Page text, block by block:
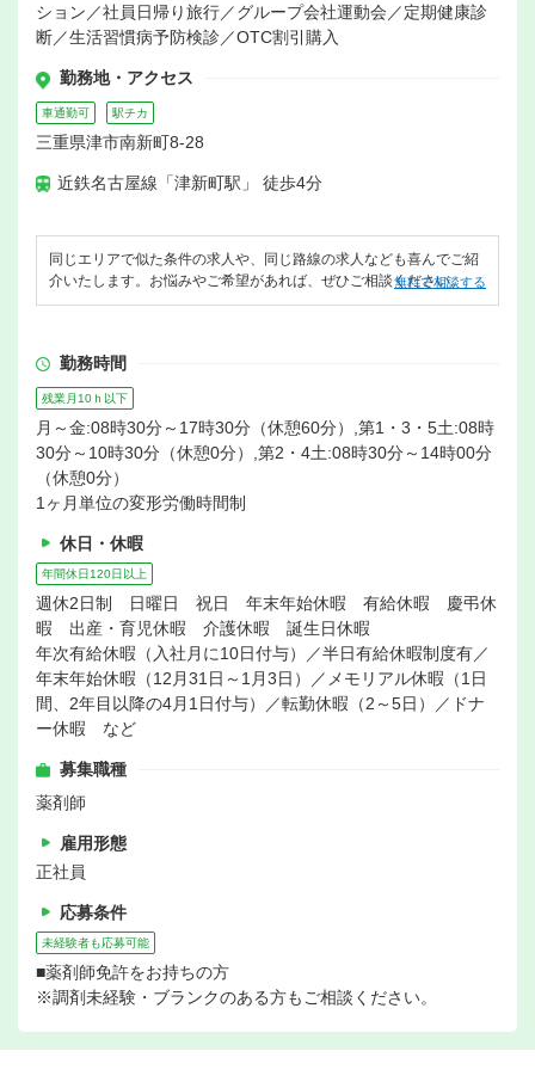
ション／社員日帰り旅行／グループ会社運動会／定期健康診
断／生活習慣病予防検診／OTC割引購入
勤務地・アクセス
車通勤可 駅チカ
三重県津市南新町8-28
近鉄名古屋線「津新町駅」 徒歩4分
同じエリアで似た条件の求人や、同じ路線の求人なども喜んでご紹
介いたします。お悩みやご希望があれば、ぜひご相談ください。
無料で相談する
勤務時間
残業月10ｈ以下
月～金:08時30分～17時30分（休憩60分）,第1・3・5土:08時
30分～10時30分（休憩0分）,第2・4土:08時30分～14時00分
（休憩0分）
1ヶ月単位の変形労働時間制
休日・休暇
年間休日120日以上
週休2日制 日曜日 祝日 年末年始休暇 有給休暇 慶弔休
暇 出産・育児休暇 介護休暇 誕生日休暇
年次有給休暇（入社月に10日付与）／半日有給休暇制度有／
年末年始休暇（12月31日～1月3日）／メモリアル休暇（1日
間、2年目以降の4月1日付与）／転勤休暇（2～5日）／ドナ
ー休暇 など
募集職種
薬剤師
雇用形態
正社員
応募条件
未経験者も応募可能
■薬剤師免許をお持ちの方
※調剤未経験・ブランクのある方もご相談ください。